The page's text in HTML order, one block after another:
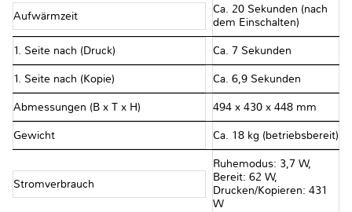
Aufwärmzeit
Ca. 20 Sekunden (nach
dem Einschalten)
1. Seite nach (Druck) Ca. 7 Sekunden
1. Seite nach (Kopie) Ca. 6,9 Sekunden
Abmessungen (B x T x H) 494 x 430 x 448 mm
Gewicht Ca. 18 kg (betriebsbereit)
Stromverbrauch
Ruhemodus: 3,7 W,
Bereit: 62 W,
Drucken/Kopieren: 431
W